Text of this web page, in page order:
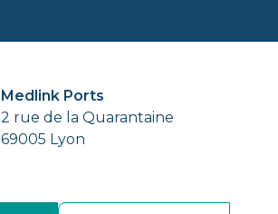
Medlink Ports
2 rue de la Quarantaine
69005 Lyon